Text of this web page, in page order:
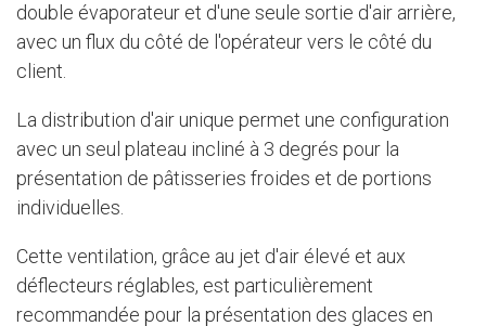
double évaporateur et d'une seule sortie d'air arrière,
avec un flux du côté de l'opérateur vers le côté du
client.
La distribution d'air unique permet une configuration
avec un seul plateau incliné à 3 degrés pour la
présentation de pâtisseries froides et de portions
individuelles.
Cette ventilation, grâce au jet d'air élevé et aux
déflecteurs réglables, est particulièrement
recommandée pour la présentation des glaces en